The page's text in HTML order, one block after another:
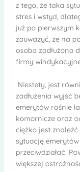
z tego, że taka
stres i wstyd,
już po pierwszym
zauważyć, że na
osoba zadłużona
firmy
Niestety, jest
zadłużenia wyjść
emerytów rośnie
komornicze oraz
ciężko jest
sytuację
przeciwdziałać.
większej